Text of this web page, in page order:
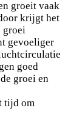
groeit vaak
krijgt het
groei
gevoeliger
goed
groei en
tijd om